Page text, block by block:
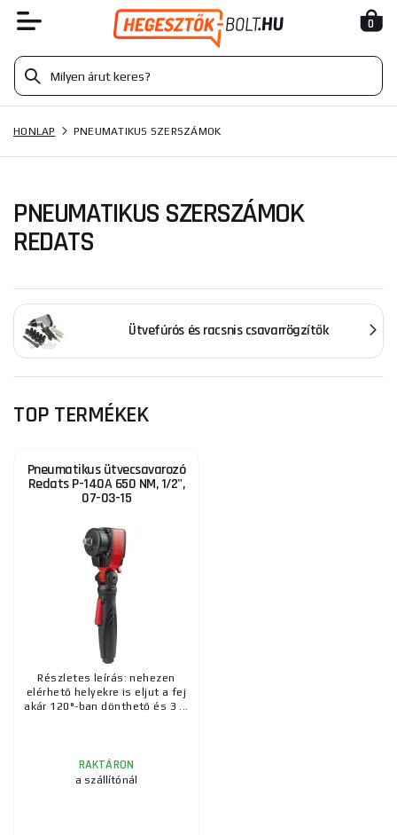
0
HONLAP PNEUMATIKUS SZERSZÁMOK
PNEUMATIKUS SZERSZÁMOK
REDATS
Ütvefúrós és racsnis csavarrögzítők
TOP TERMÉKEK
Pneumatikus ütvecsavarozó
Redats P-140A 650 NM, 1/2",
07-03-15
Részletes leírás: nehezen
elérhető helyekre is eljut a fej
akár 120°-ban dönthető és 3 ...
RAKTÁRON
a szállítónál